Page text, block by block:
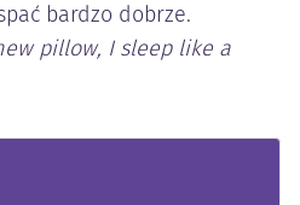
bardzo dobrze.
pillow, I sleep like a